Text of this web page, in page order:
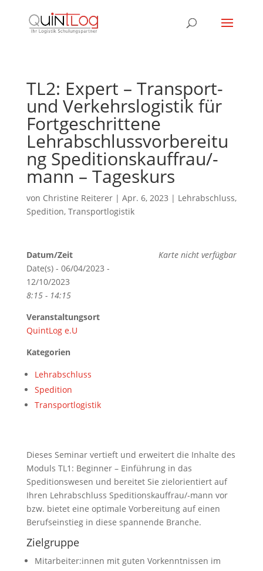
TL2: Expert – Transport-
und Verkehrslogistik für
Fortgeschrittene
Lehrabschlussvorbereitu
ng Speditionskauffrau/-
mann – Tageskurs
von Christine Reiterer| Apr. 6, 2023 | Lehrabschluss,
Spedition, Transportlogistik
Karte nicht verfügbar
Datum/Zeit
Date(s) - 06/04/2023 -
12/10/2023
8:15 - 14:15
Veranstaltungsort
QuintLog e.U
Kategorien
Lehrabschluss
Spedition
Transportlogistik
Dieses Seminar vertieft und erweitert die Inhalte des
Moduls TL1: Beginner – Einführung in das
Speditionswesen und bereitet Sie zielorientiert auf
Ihren Lehrabschluss Speditionskauffrau/-mann vor
bzw. bietet eine optimale Vorbereitung auf einen
Berufseinstieg in diese spannende Branche.
Zielgruppe
Mitarbeiter:innen mit guten Vorkenntnissen im